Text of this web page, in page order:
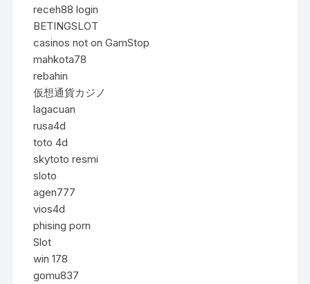
receh88 login
BETINGSLOT
casinos not on GamStop
mahkota78
rebahin
仮想通貨カジノ
lagacuan
rusa4d
toto 4d
skytoto resmi
sloto
agen777
vios4d
phising porn
Slot
win 178
gomu837